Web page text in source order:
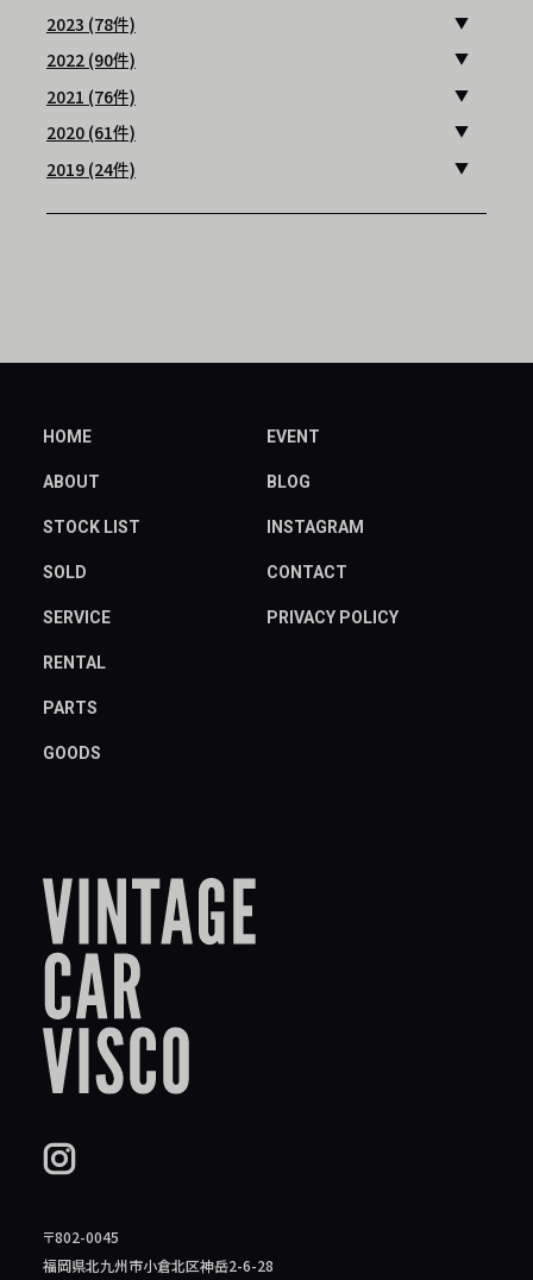
2023 (78件)
2022 (90件)
2021 (76件)
2020 (61件)
2019 (24件)
HOME
ABOUT
STOCK LIST
SOLD
SERVICE
RENTAL
PARTS
GOODS
EVENT
BLOG
INSTAGRAM
CONTACT
PRIVACY POLICY
〒802-0045
福岡県北九州市小倉北区神岳2-6-28